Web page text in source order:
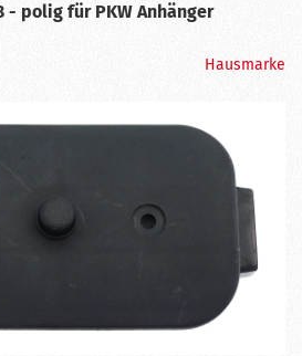
polig für PKW Anhänger
Hausmarke